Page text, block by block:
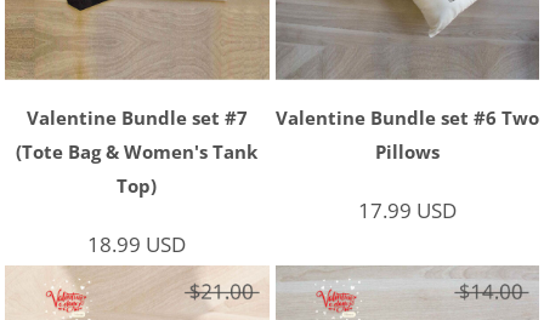
Valentine Bundle set #7
(Tote Bag & Women's Tank
Top)
18.99 USD
Valentine Bundle set #6 Two
Pillows
17.99 USD